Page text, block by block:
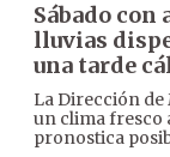
Sábado
lluvias
una tarde
La Dirección
un clima fresco
pronostica